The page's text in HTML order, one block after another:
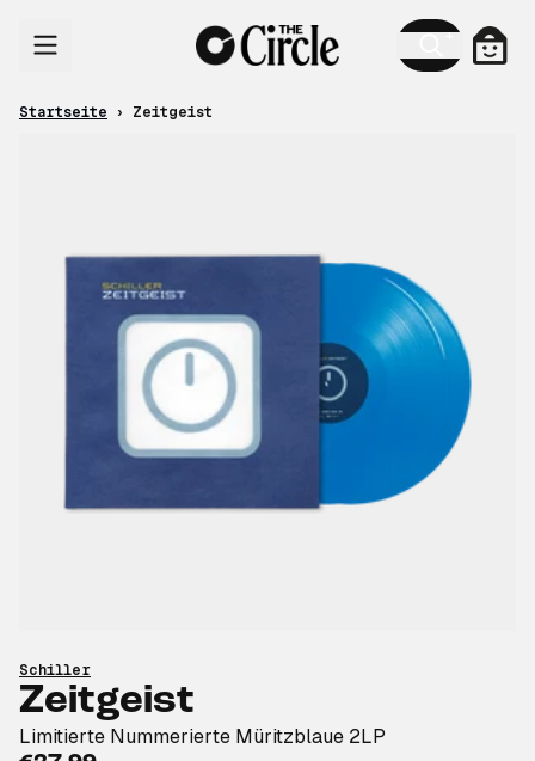
Startseite › Zeitgeist
Schiller
Zeitgeist
Limitierte Nummerierte Müritzblaue 2LP